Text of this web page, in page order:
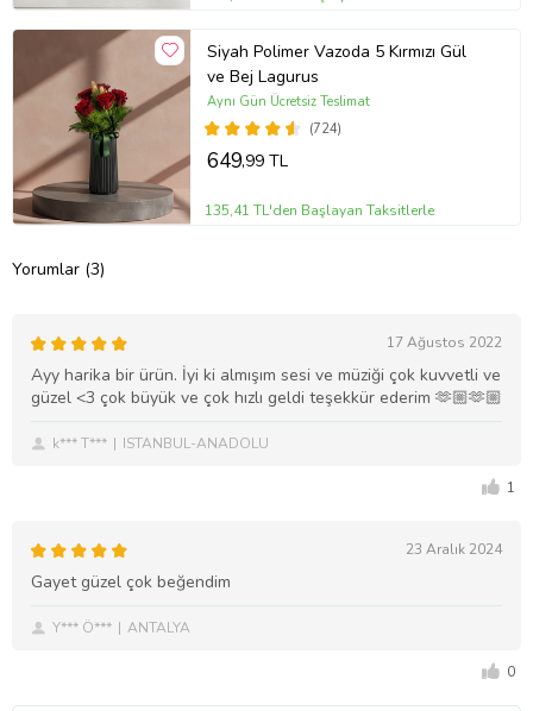
Siyah Polimer Vazoda 5 Kırmızı Gül
ve Bej Lagurus
(724)
Aynı Gün Ücretsiz Teslimat
649,99 TL
135,41 TL'den Başlayan Taksitlerle
Yorumlar (3)
17 Ağustos 2022
Ayy harika bir ürün. İyi ki almışım sesi ve müziği çok kuvvetli ve
güzel <3 çok büyük ve çok hızlı geldi teşekkür ederim 🫶🏼🫶🏼
k*** T*** ISTANBUL-ANADOLU
1
23 Aralık 2024
Gayet güzel çok beğendim
Y*** Ö*** ANTALYA
0